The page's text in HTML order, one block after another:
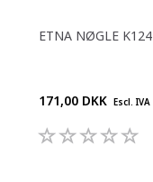
ETNA NØGLE K124
171,00 DKK Escl. IVA